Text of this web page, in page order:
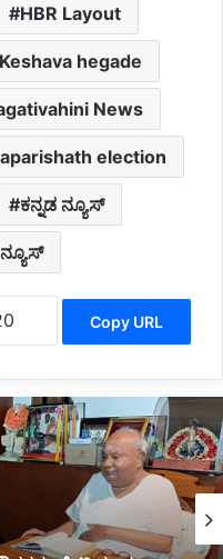
HBR Layout
hegade
News
election
ಕನ್ನಡ ನ್ಯೂಸ್
Copy URL